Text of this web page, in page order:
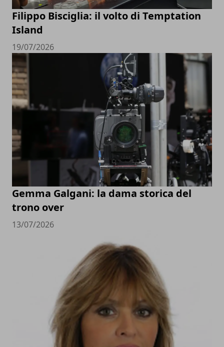
Filippo Bisciglia: il volto di Temptation
Island
19/07/2026
Gemma Galgani: la dama storica del
trono over
13/07/2026